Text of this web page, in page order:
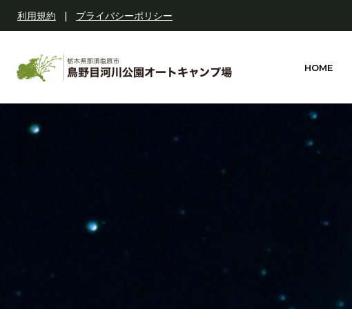
利用規約 | プライバシーポリシー
HOME